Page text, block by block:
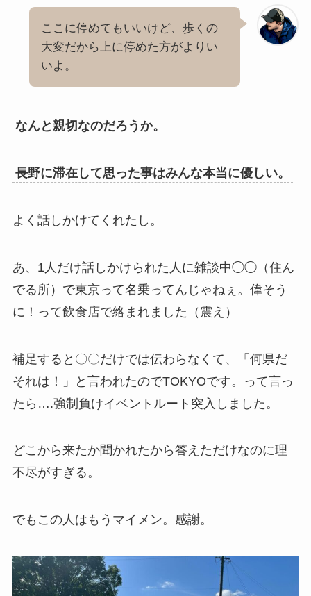
ここに停めてもいいけど、歩くの
大変だから上に停めた方がよりい
いよ。
なんと親切なのだろうか。
長野に滞在して思った事はみんな本当に優しい。
よく話しかけてくれたし。
あ、1人だけ話しかけられた人に雑談中◯◯（住ん
でる所）で東京って名乗ってんじゃねぇ。偉そう
に！って飲食店で絡まれました（震え）
補足すると〇〇だけでは伝わらなくて、「何県だ
それは！」と言われたのでTOKYOです。って言っ
たら….強制負けイベントルート突入しました。
どこから来たか聞かれたから答えただけなのに理
不尽がすぎる。
でもこの人はもうマイメン。感謝。